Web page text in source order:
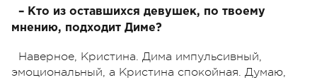
– Кто из оставшихся девушек, по твоему
мнению, подходит Диме?
Наверное, Кристина. Дима импульсивный,
эмоциональный, а Кристина спокойная. Думаю,